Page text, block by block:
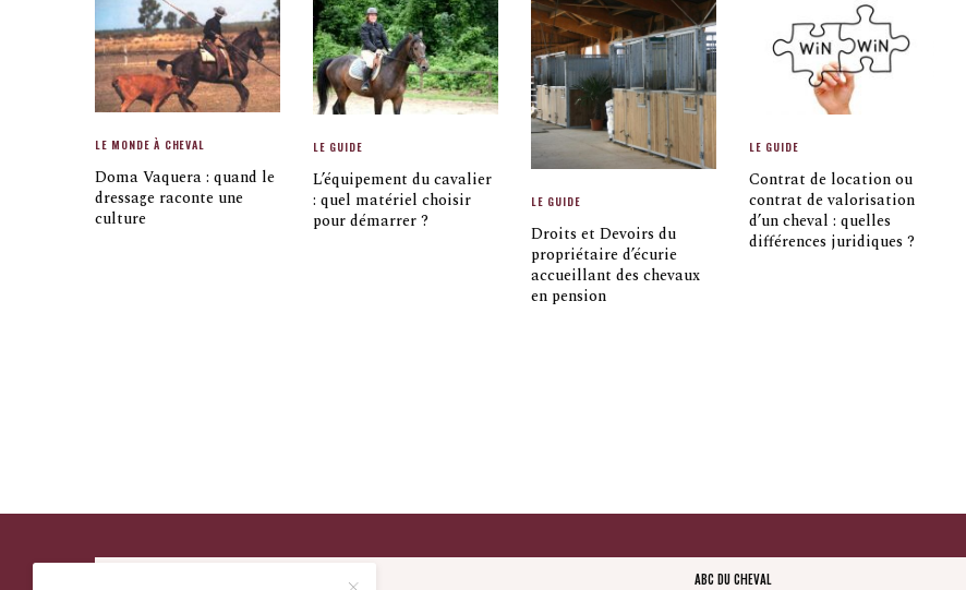
LE MONDE À CHEVAL
Doma Vaquera : quand le
dressage raconte une
culture
LE GUIDE
L’équipement du cavalier
: quel matériel choisir
pour démarrer ?
LE GUIDE
Droits et Devoirs du
propriétaire d’écurie
accueillant des chevaux
en pension
LE GUIDE
Contrat de location ou
contrat de valorisation
d’un cheval : quelles
différences juridiques ?
ABC DU CHEVAL